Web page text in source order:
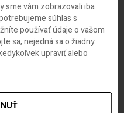
sme vám zobrazovali iba
súhlas s
používať údaje o vašom
sa, nejedná sa o žiadny
upraviť alebo